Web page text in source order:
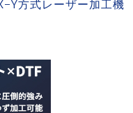
Y方式レーザー加工機